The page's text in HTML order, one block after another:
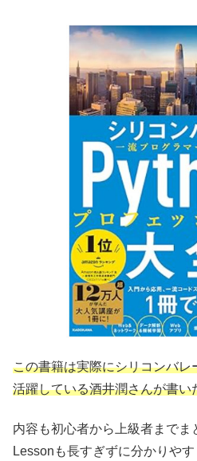
この書籍は実際にシリコンバ
活躍している酒井潤さんが書い
内容も初心者から上級者までま
Lessonも長すぎずに分かりや